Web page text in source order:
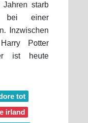
starb
bei einer
Inzwischen
Potter
ist heute
tot
irland